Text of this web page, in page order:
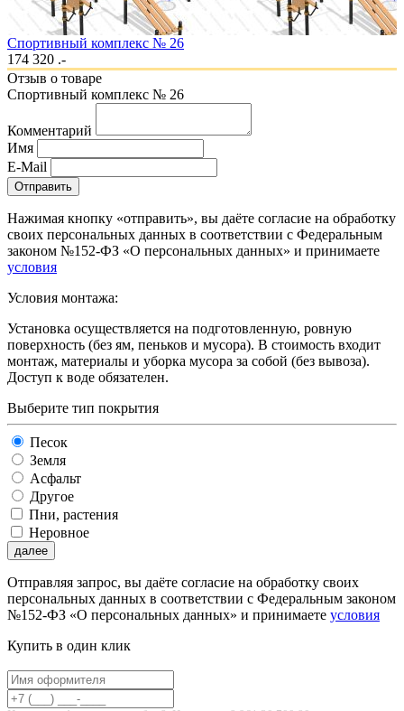
Спортивный комплекс № 26
174 320 .-
Отзыв о товаре
Спортивный комплекс № 26
Комментарий
Имя
E-Mail
Отправить
Нажимая кнопку «отправить», вы даёте согласие на обработку
своих персональных данных в соответствии с Федеральным
законом №152-ФЗ «О персональных данных» и принимаете
условия
Условия монтажа:
Установка осуществляется на подготовленную, ровную
поверхность (без ям, пеньков и мусора). В стоимость входит
монтаж, материалы и уборка мусора за собой (без вывоза).
Доступ к воде обязателен.
Выберите тип покрытия
Песок
Земля
Асфальт
Другое
Пни, растения
Неровное
далее
Отправляя запрос, вы даёте согласие на обработку своих
персональных данных в соответствии с Федеральным законом
№152-ФЗ «О персональных данных» и принимаете условия
Купить в один клик